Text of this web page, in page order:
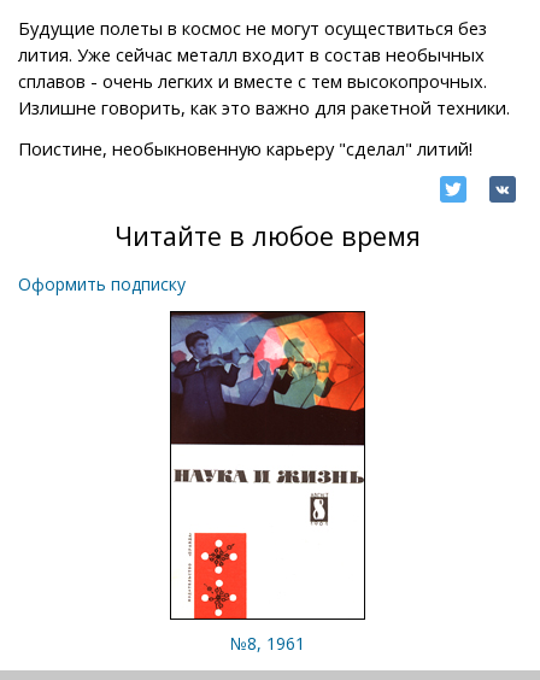
Будущие полеты в космос не могут осуществиться без
лития. Уже сейчас металл входит в состав необычных
сплавов - очень легких и вместе с тем высокопрочных.
Излишне говорить, как это важно для ракетной техники.
Поистине, необыкновенную карьеру "сделал" литий!
Читайте в любое время
Оформить подписку
№8, 1961